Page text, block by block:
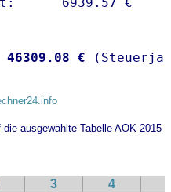
46309.08 €
ausgewählte Tabelle AOK 2015
3 4